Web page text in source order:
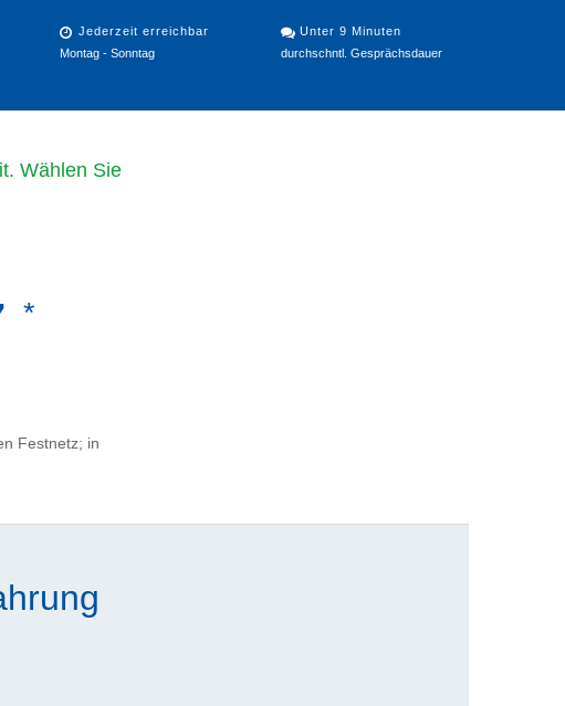
Jederzeit erreichbar
Montag - Sonntag
Unter 9 Minuten
durchschntl. Gesprächsdauer
Wählen Sie
*
Festnetz; in